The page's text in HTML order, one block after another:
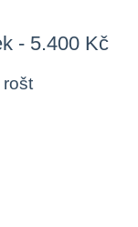
- 5.400 Kč